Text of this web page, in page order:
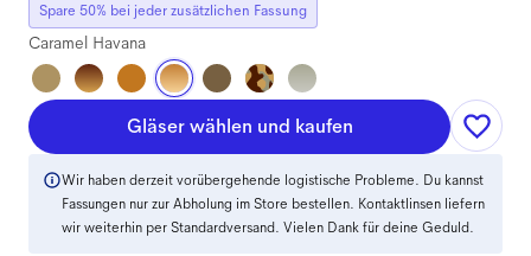
Spare 50% bei jeder zusätzlichen Fassung
Caramel Havana
Gläser wählen und kaufen
Wir haben derzeit vorübergehende logistische Probleme. Du kannst
Fassungen nur zur Abholung im Store bestellen. Kontaktlinsen liefern
wir weiterhin per Standardversand. Vielen Dank für deine Geduld.